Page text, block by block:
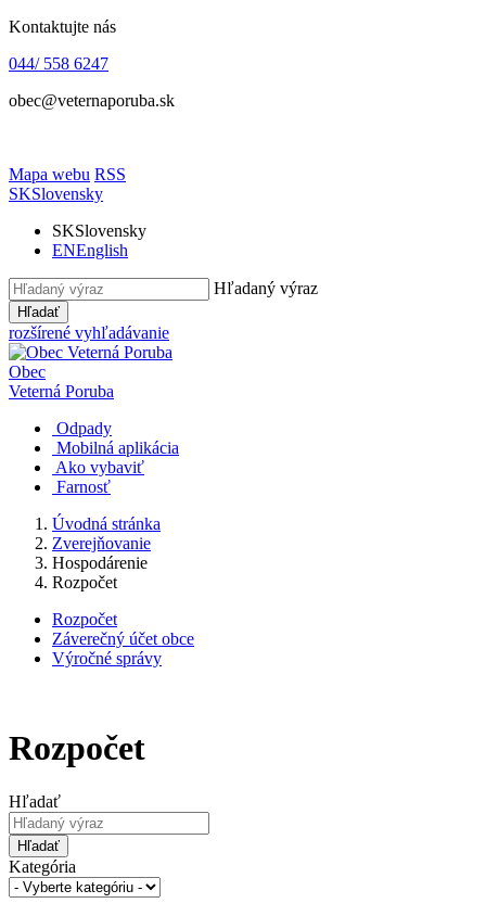
Kontaktujte nás
044/ 558 6247
obec@veternaporuba.sk
Mapa webu RSS
SKSlovensky
SKSlovensky
ENEnglish
Hľadaný výraz
Hľadať
rozšírené vyhľadávanie
Obec
Veterná Poruba
Odpady
Mobilná aplikácia
Ako vybaviť
Farnosť
Úvodná stránka
Zverejňovanie
Hospodárenie
Rozpočet
Rozpočet
Záverečný účet obce
Výročné správy
Rozpočet
Hľadať
Hľadať
Kategória